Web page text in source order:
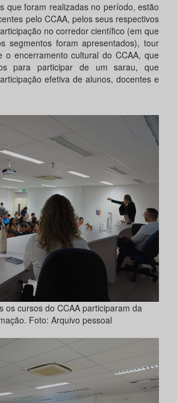
que foram realizadas no período, estão
pelo CCAA, pelos seus respectivos
no corredor científico (em que
segmentos foram apresentados), tour
o encerramento cultural do CCAA, que
para participar de um sarau, que
efetiva de alunos, docentes e
os cursos do CCAA participaram da
Foto: Arquivo pessoal